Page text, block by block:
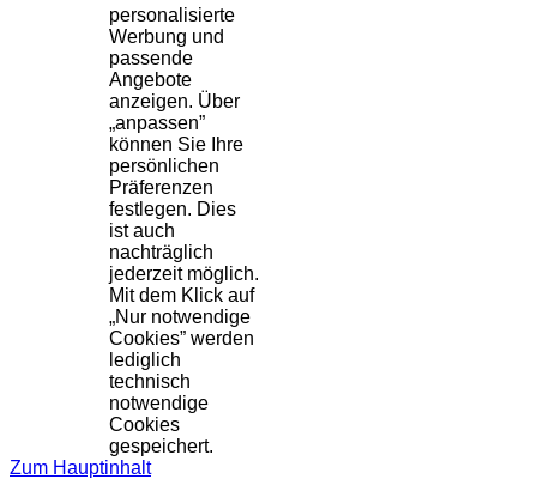
personalisierte
Werbung und
passende
Angebote
anzeigen. Über
„anpassen”
können Sie Ihre
persönlichen
Präferenzen
festlegen. Dies
ist auch
nachträglich
jederzeit möglich.
Mit dem Klick auf
„Nur notwendige
Cookies” werden
lediglich
technisch
notwendige
Cookies
gespeichert.
Zum Hauptinhalt